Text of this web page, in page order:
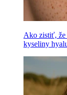
Ako zistiť, že
kyseliny